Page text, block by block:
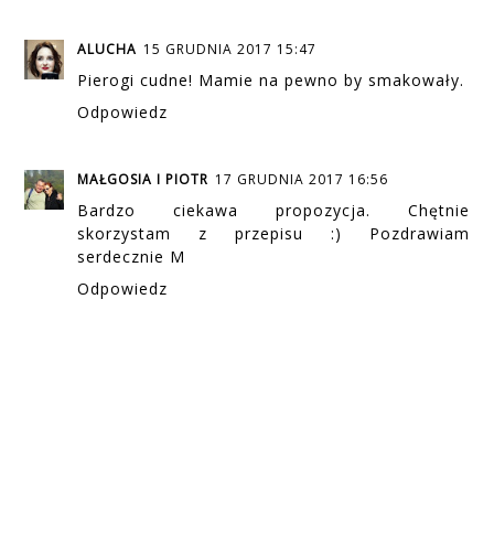
ALUCHA 15 GRUDNIA 2017 15:47
Pierogi cudne! Mamie na pewno by smakowały.
Odpowiedz
MAŁGOSIA I PIOTR 17 GRUDNIA 2017 16:56
Bardzo ciekawa propozycja. Chętnie
skorzystam z przepisu :) Pozdrawiam
serdecznie M
Odpowiedz